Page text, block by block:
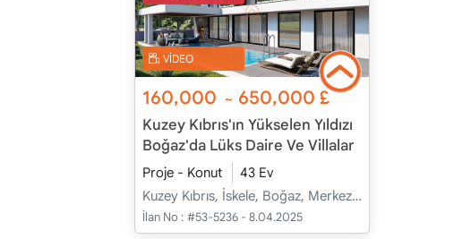
VİDEO
160,000 ~ 650,000£
Kuzey Kıbrıs'ın Yükselen Yıldızı
Boğaz'da Lüks Daire Ve Villalar
Proje - Konut
43 Ev
Kuzey Kıbrıs, İskele, Boğaz, Merkez - Merkez
İlan No : #53-5236 - 8.04.2025